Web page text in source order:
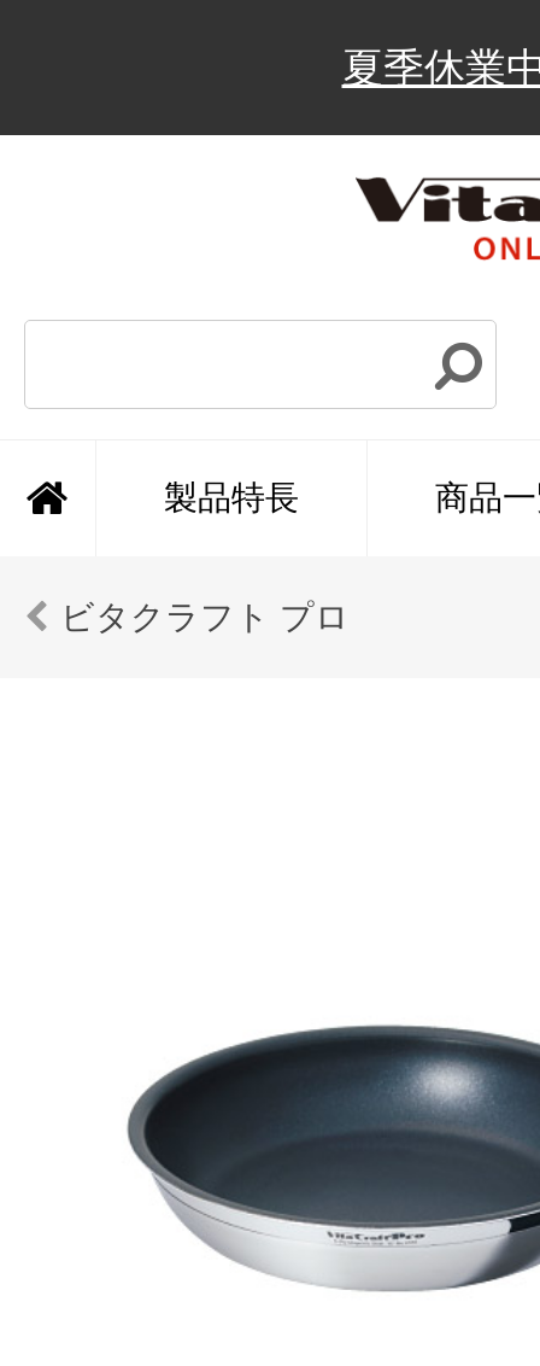
夏季休業
製品特長 商品
ビタクラフト プロ